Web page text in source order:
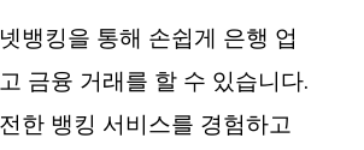
뱅킹을 통해 손쉽게 은행 업
금융 거래를 할 수 있습니다.
한 뱅킹 서비스를 경험하고